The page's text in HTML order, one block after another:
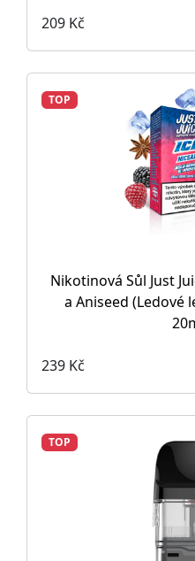
209 Kč
TOP
Nikotinová Sůl Just
a Aniseed (Ledové
239 Kč
TOP